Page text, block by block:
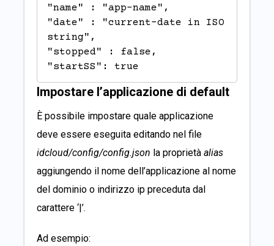
"name" : "app-name",
"date" : "current-date in ISO
string",
"stopped" : false,
"startSS": true
Impostare l’applicazione di default
È possibile impostare quale applicazione
deve essere eseguita editando nel file
idcloud/config/config.json la proprietà alias
aggiungendo il nome dell’applicazione al nome
del dominio o indirizzo ip preceduta dal
carattere ‘|’.
Ad esempio: